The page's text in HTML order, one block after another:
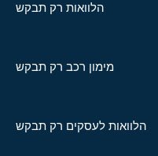
הלוואות רק תבקש
מימון רכב רק תבקש
הלוואות לעסקים רק תבקש